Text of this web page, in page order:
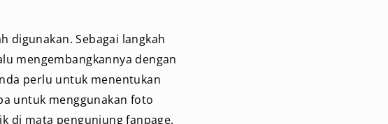
digunakan. Sebagai langkah
mengembangkannya dengan
perlu untuk menentukan
untuk menggunakan foto
di mata pengunjung fanpage.